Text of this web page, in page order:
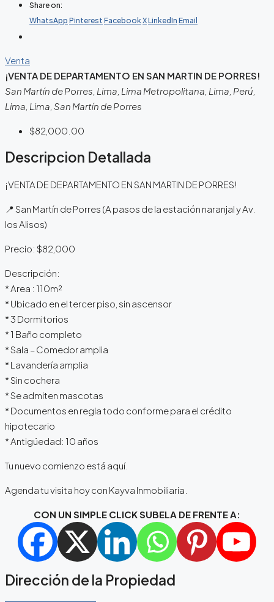
Share on:
WhatsApp Pinterest FacebookXLinkedIn Email
Venta
¡VENTA DE DEPARTAMENTO EN SAN MARTIN DE PORRES!
San Martín de Porres, Lima, Lima Metropolitana, Lima, Perú,
Lima, Lima, San Martín de Porres
$82,000.00
Descripcion Detallada
¡VENTA DE DEPARTAMENTO EN SAN MARTIN DE PORRES!
📍 San Martín de Porres (A pasos de la estación naranjal y Av.
los Alisos)
Precio: $82,000
Descripción:
* Area : 110m²
* Ubicado en el tercer piso, sin ascensor
* 3 Dormitorios
* 1 Baño completo
* Sala – Comedor amplia
* Lavandería amplia
* Sin cochera
* Se admiten mascotas
* Documentos en regla todo conforme para el crédito
hipotecario
* Antigüedad: 10 años
Tu nuevo comienzo está aquí.
Agenda tu visita hoy con Kayva Inmobiliaria.
CON UN SIMPLE CLICK SUBELA DE FRENTE A:
Dirección de la Propiedad